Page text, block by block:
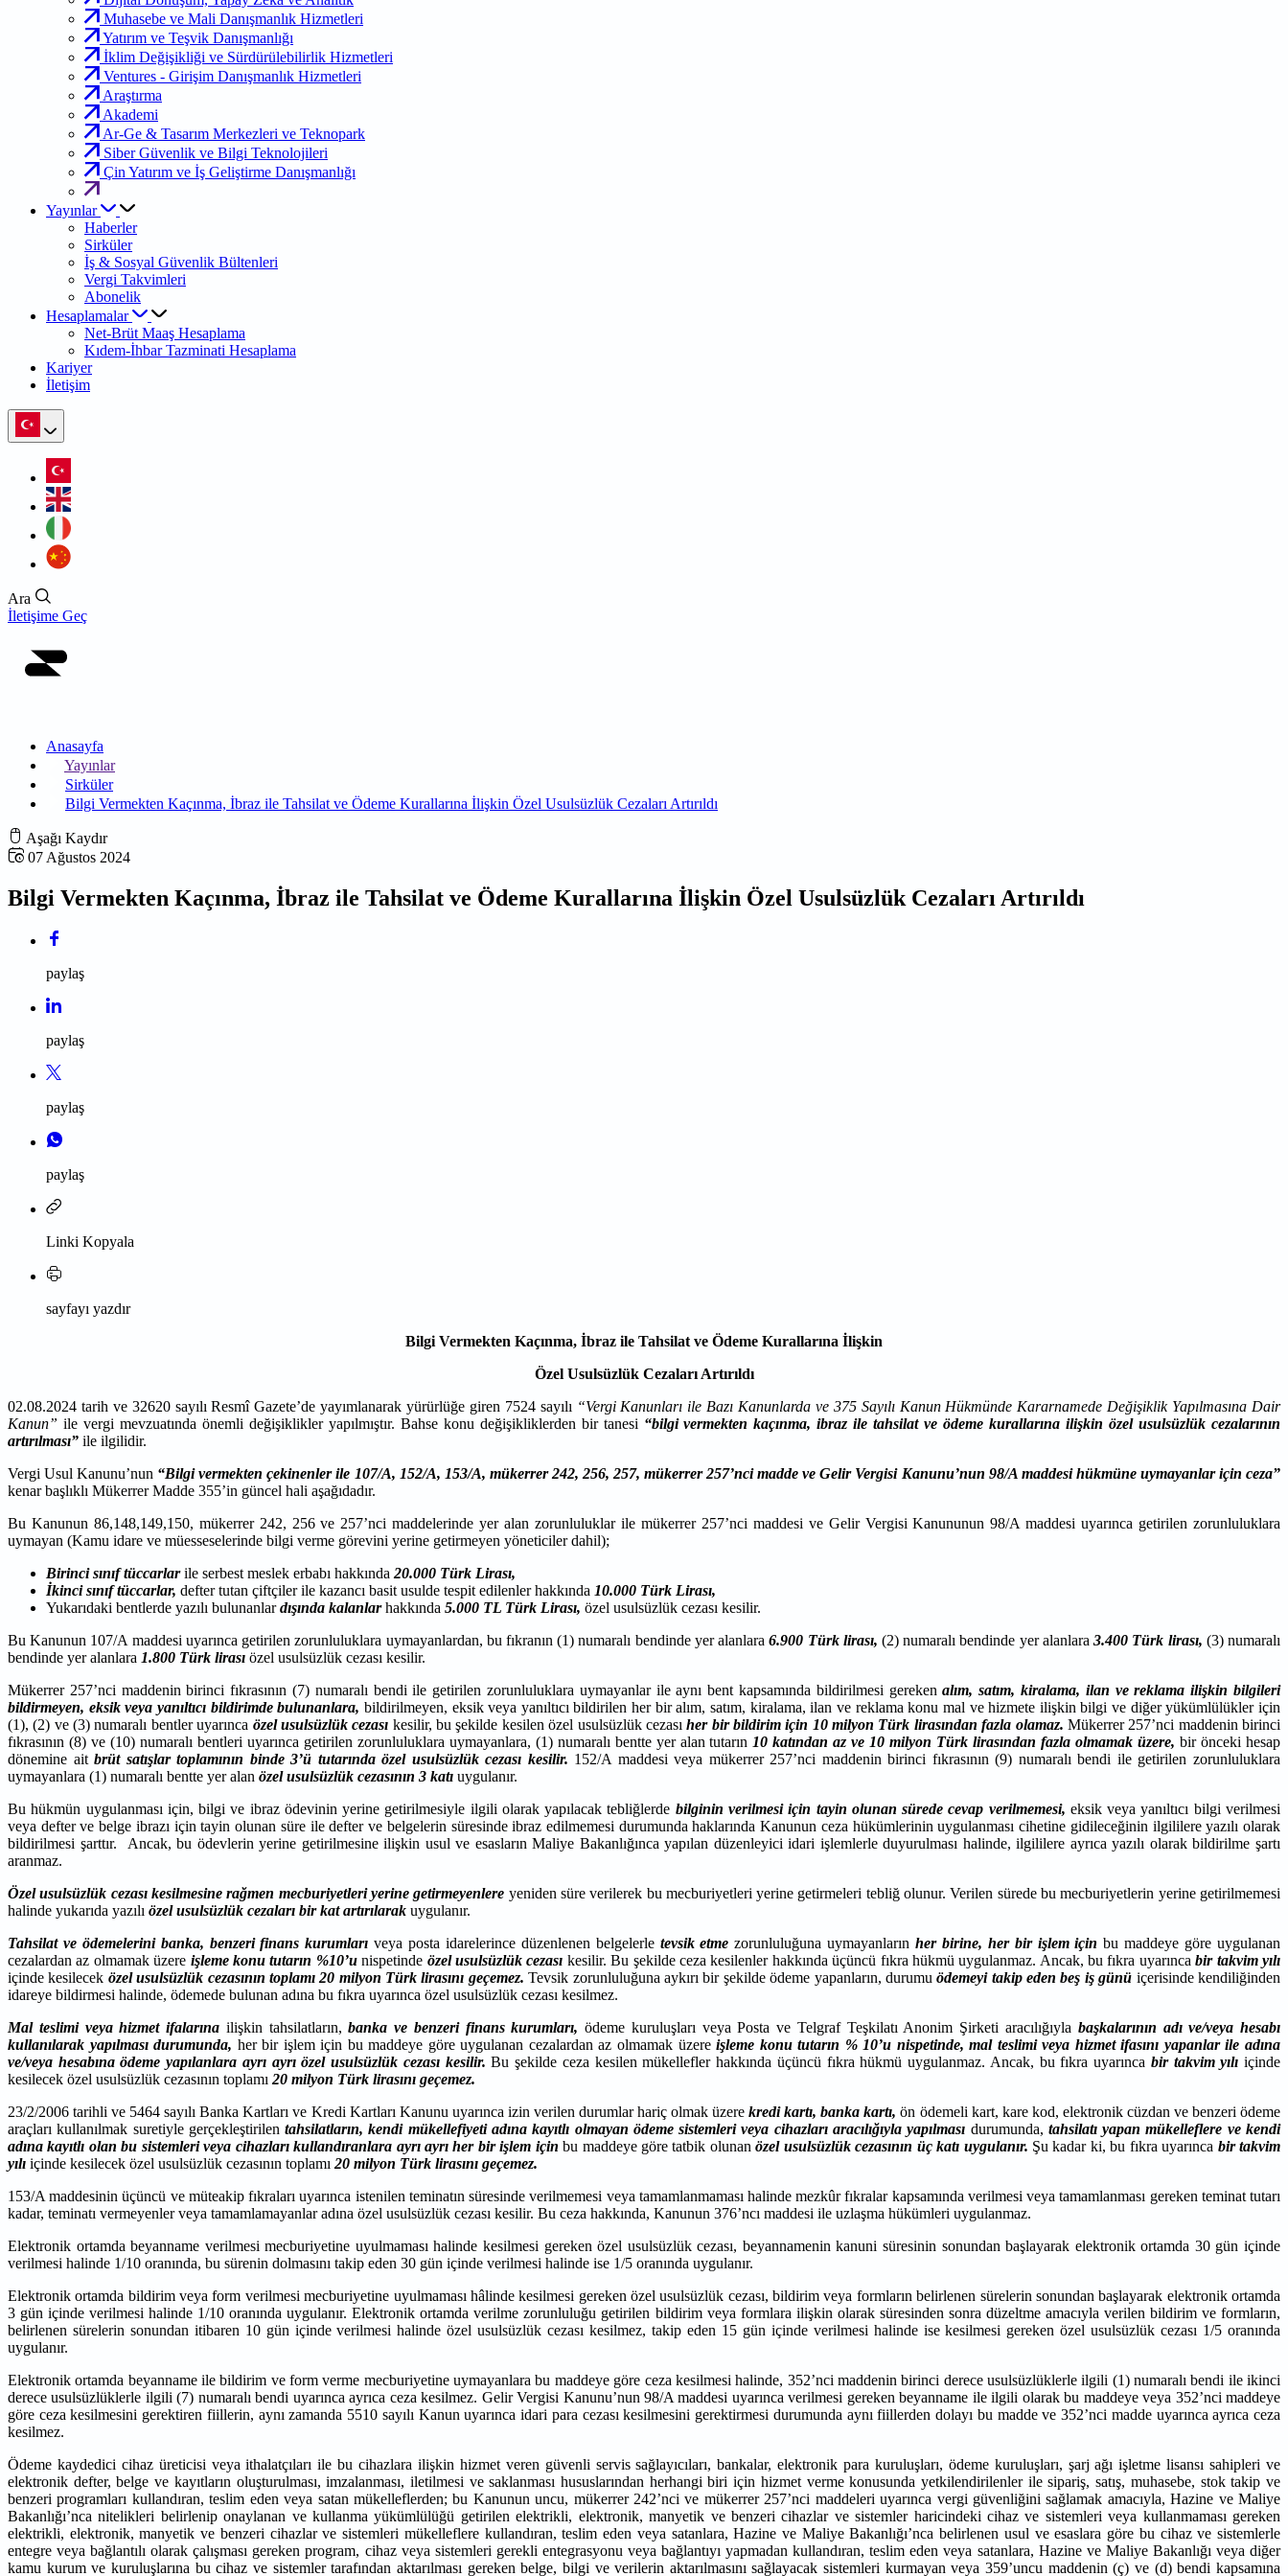
Muhasebe ve Mali Danışmanlık Hizmetleri
Yatırım ve Teşvik Danışmanlığı
İklim Değişikliği ve Sürdürülebilirlik Hizmetleri
Ventures - Girişim Danışmanlık Hizmetleri
Araştırma
Akademi
Ar-Ge & Tasarım Merkezleri ve Teknopark
Siber Güvenlik ve Bilgi Teknolojileri
Çin Yatırım ve İş Geliştirme Danışmanlığı
Yayınlar
Haberler
Sirküler
İş & Sosyal Güvenlik Bültenleri
Vergi Takvimleri
Abonelik
Hesaplamalar
Net-Brüt Maaş Hesaplama
Kıdem-İhbar Tazminati Hesaplama
Kariyer
İletişim
Ara
İletişime Geç
Anasayfa
Yayınlar
Sirküler
Bilgi Vermekten Kaçınma, İbraz ile Tahsilat ve Ödeme Kurallarına İlişkin Özel Usulsüzlük Cezaları Artırıldı
Aşağı Kaydır
07 Ağustos 2024
Bilgi Vermekten Kaçınma, İbraz ile Tahsilat ve Ödeme Kurallarına İlişkin Özel Usulsüzlük Cezaları Artırıldı
paylaş
paylaş
paylaş
paylaş
Linki Kopyala
sayfayı yazdır
Bilgi Vermekten Kaçınma, İbraz ile Tahsilat ve Ödeme Kurallarına İlişkin
Özel Usulsüzlük Cezaları Artırıldı
02.08.2024 tarih ve 32620 sayılı Resmî Gazete’de yayımlanarak yürürlüğe giren 7524 sayılı “Vergi Kanunları ile Bazı Kanunlarda ve 375 Sayılı Kanun Hükmünde Kararnamede Değişiklik Yapılmasına Dair
Kanun” ile vergi mevzuatında önemli değişiklikler yapılmıştır. Bahse konu değişikliklerden bir tanesi “bilgi vermekten kaçınma, ibraz ile tahsilat ve ödeme kurallarına ilişkin özel usulsüzlük cezalarının
artırılması” ile ilgilidir.
Vergi Usul Kanunu’nun “Bilgi vermekten çekinenler ile 107/A, 152/A, 153/A, mükerrer 242, 256, 257, mükerrer 257’nci madde ve Gelir Vergisi Kanunu’nun 98/A maddesi hükmüne uymayanlar için ceza”
kenar başlıklı Mükerrer Madde 355’in güncel hali aşağıdadır.
Bu Kanunun 86,148,149,150, mükerrer 242, 256 ve 257’nci maddelerinde yer alan zorunluluklar ile mükerrer 257’nci maddesi ve Gelir Vergisi Kanununun 98/A maddesi uyarınca getirilen zorunluluklara
uymayan (Kamu idare ve müesseselerinde bilgi verme görevini yerine getirmeyen yöneticiler dahil);
Birinci sınıf tüccarlarile serbest meslek erbabı hakkında 20.000 Türk Lirası,
İkinci sınıf tüccarlar, defter tutan çiftçiler ile kazancı basit usulde tespit edilenler hakkında 10.000 Türk Lirası,
Yukarıdaki bentlerde yazılı bulunanlardışında kalanlarhakkında 5.000 TL Türk Lirası, özel usulsüzlük cezası kesilir.
Bu Kanunun 107/A maddesi uyarınca getirilen zorunluluklara uymayanlardan, bu fıkranın (1) numaralı bendinde yer alanlara6.900 Türk lirası, (2) numaralı bendinde yer alanlara3.400 Türk lirası, (3) numaralı
bendinde yer alanlara 1.800 Türk lirası özel usulsüzlük cezası kesilir.
Mükerrer 257’nci maddenin birinci fıkrasının (7) numaralı bendi ile getirilen zorunluluklara uymayanlar ile aynı bent kapsamında bildirilmesi gerekenalım, satım, kiralama, ilan ve reklama ilişkin bilgileri
bildirmeyen, eksik veya yanıltıcı bildirimde bulunanlara, bildirilmeyen, eksik veya yanıltıcı bildirilen her bir alım, satım, kiralama, ilan ve reklama konu mal ve hizmete ilişkin bilgi ve diğer yükümlülükler için
(1), (2) ve (3) numaralı bentler uyarınca özel usulsüzlük cezası kesilir, bu şekilde kesilen özel usulsüzlük cezasıher bir bildirim için 10 milyon Türk lirasından fazla olamaz. Mükerrer 257’nci maddenin birinci
fıkrasının (8) ve (10) numaralı bentleri uyarınca getirilen zorunluluklara uymayanlara, (1) numaralı bentte yer alan tutarın 10 katından az ve 10 milyon Türk lirasından fazla olmamak üzere, bir önceki hesap
dönemine aitbrüt satışlar toplamının binde 3’ü tutarında özel usulsüzlük cezası kesilir. 152/A maddesi veya mükerrer 257’nci maddenin birinci fıkrasının (9) numaralı bendi ile getirilen zorunluluklara
uymayanlara (1) numaralı bentte yer alan özel usulsüzlük cezasının 3 katı uygulanır.
Bu hükmün uygulanması için, bilgi ve ibraz ödevinin yerine getirilmesiyle ilgili olarak yapılacak tebliğlerde bilginin verilmesi için tayin olunan sürede cevap verilmemesi, eksik veya yanıltıcı bilgi verilmesi
veya defter ve belge ibrazı için tayin olunan süre ile defter ve belgelerin süresinde ibraz edilmemesi durumunda haklarında Kanunun ceza hükümlerinin uygulanması cihetine gidileceğinin ilgililere yazılı olarak
bildirilmesi şarttır. Ancak, bu ödevlerin yerine getirilmesine ilişkin usul ve esasların Maliye Bakanlığınca yapılan düzenleyici idari işlemlerle duyurulması halinde, ilgililere ayrıca yazılı olarak bildirilme şartı
aranmaz.
Özel usulsüzlük cezası kesilmesine rağmen mecburiyetleri yerine getirmeyenlere yeniden süre verilerek bu mecburiyetleri yerine getirmeleri tebliğ olunur. Verilen sürede bu mecburiyetlerin yerine getirilmemesi
halinde yukarıda yazılı özel usulsüzlük cezaları bir kat artırılarak uygulanır.
Tahsilat ve ödemelerini banka, benzeri finans kurumları veya posta idarelerince düzenlenen belgelerle tevsik etme zorunluluğuna uymayanlarınher birine, her bir işlem için bu maddeye göre uygulanan
cezalardan az olmamak üzere işleme konu tutarın %10’unispetinde özel usulsüzlük cezası kesilir. Bu şekilde ceza kesilenler hakkında üçüncü fıkra hükmü uygulanmaz. Ancak, bu fıkra uyarıncabir takvim yılı
içinde kesilecek özel usulsüzlük cezasının toplamı 20 milyon Türk lirasını geçemez. Tevsik zorunluluğuna aykırı bir şekilde ödeme yapanların, durumuödemeyi takip eden beş iş günü içerisinde kendiliğinden
idareye bildirmesi halinde, ödemede bulunan adına bu fıkra uyarınca özel usulsüzlük cezası kesilmez.
Mal teslimi veya hizmet ifalarına ilişkin tahsilatların,banka ve benzeri finans kurumları, ödeme kuruluşları veya Posta ve Telgraf Teşkilatı Anonim Şirketi aracılığıyla başkalarının adı ve/veya hesabı
kullanılarak yapılması durumunda, her bir işlem için bu maddeye göre uygulanan cezalardan az olmamak üzereişleme konu tutarın % 10’u nispetinde, mal teslimi veya hizmet ifasını yapanlar ile adına
ve/veya hesabına ödeme yapılanlara ayrı ayrı özel usulsüzlük cezası kesilir. Bu şekilde ceza kesilen mükellefler hakkında üçüncü fıkra hükmü uygulanmaz. Ancak, bu fıkra uyarınca bir takvim yılıiçinde
kesilecek özel usulsüzlük cezasının toplamı 20 milyon Türk lirasını geçemez.
23/2/2006 tarihli ve 5464 sayılı Banka Kartları ve Kredi Kartları Kanunu uyarınca izin verilen durumlar hariç olmak üzerekredi kartı, banka kartı, ön ödemeli kart, kare kod, elektronik cüzdan ve benzeri ödeme
araçları kullanılmak suretiyle gerçekleştirilentahsilatların, kendi mükellefiyeti adına kayıtlı olmayan ödeme sistemleri veya cihazları aracılığıyla yapılması durumunda, tahsilatı yapan mükelleflere ve kendi
adına kayıtlı olan bu sistemleri veya cihazları kullandıranlara ayrı ayrı her bir işlem içinbu maddeye göre tatbik olunanözel usulsüzlük cezasının üç katı uygulanır. Şu kadar ki, bu fıkra uyarınca bir takvim
yılı içinde kesilecek özel usulsüzlük cezasının toplamı 20 milyon Türk lirasını geçemez.
153/A maddesinin üçüncü ve müteakip fıkraları uyarınca istenilen teminatın süresinde verilmemesi veya tamamlanmaması halinde mezkûr fıkralar kapsamında verilmesi veya tamamlanması gereken teminat tutarı
kadar, teminatı vermeyenler veya tamamlamayanlar adına özel usulsüzlük cezası kesilir. Bu ceza hakkında, Kanunun 376’ncı maddesi ile uzlaşma hükümleri uygulanmaz.
Elektronik ortamda beyanname verilmesi mecburiyetine uyulmaması halinde kesilmesi gereken özel usulsüzlük cezası, beyannamenin kanuni süresinin sonundan başlayarak elektronik ortamda 30 gün içinde
verilmesi halinde 1/10 oranında, bu sürenin dolmasını takip eden 30 gün içinde verilmesi halinde ise 1/5 oranında uygulanır.
Elektronik ortamda bildirim veya form verilmesi mecburiyetine uyulmaması hâlinde kesilmesi gereken özel usulsüzlük cezası, bildirim veya formların belirlenen sürelerin sonundan başlayarak elektronik ortamda
3 gün içinde verilmesi halinde 1/10 oranında uygulanır. Elektronik ortamda verilme zorunluluğu getirilen bildirim veya formlara ilişkin olarak süresinden sonra düzeltme amacıyla verilen bildirim ve formların,
belirlenen sürelerin sonundan itibaren 10 gün içinde verilmesi halinde özel usulsüzlük cezası kesilmez, takip eden 15 gün içinde verilmesi halinde ise kesilmesi gereken özel usulsüzlük cezası 1/5 oranında
uygulanır.
Elektronik ortamda beyanname ile bildirim ve form verme mecburiyetine uymayanlara bu maddeye göre ceza kesilmesi halinde, 352’nci maddenin birinci derece usulsüzlüklerle ilgili (1) numaralı bendi ile ikinci
derece usulsüzlüklerle ilgili (7) numaralı bendi uyarınca ayrıca ceza kesilmez. Gelir Vergisi Kanunu’nun 98/A maddesi uyarınca verilmesi gereken beyanname ile ilgili olarak bu maddeye veya 352’nci maddeye
göre ceza kesilmesini gerektiren fiillerin, aynı zamanda 5510 sayılı Kanun uyarınca idari para cezası kesilmesini gerektirmesi durumunda aynı fiillerden dolayı bu madde ve 352’nci madde uyarınca ayrıca ceza
kesilmez.
Ödeme kaydedici cihaz üreticisi veya ithalatçıları ile bu cihazlara ilişkin hizmet veren güvenli servis sağlayıcıları, bankalar, elektronik para kuruluşları, ödeme kuruluşları, şarj ağı işletme lisansı sahipleri ve
elektronik defter, belge ve kayıtların oluşturulması, imzalanması, iletilmesi ve saklanması hususlarından herhangi biri için hizmet verme konusunda yetkilendirilenler ile sipariş, satış, muhasebe, stok takip ve
benzeri programları kullandıran, teslim eden veya satan mükelleflerden; bu Kanunun uncu, mükerrer 242’nci ve mükerrer 257’nci maddeleri uyarınca vergi güvenliğini sağlamak amacıyla, Hazine ve Maliye
Bakanlığı’nca nitelikleri belirlenip onaylanan ve kullanma yükümlülüğü getirilen elektrikli, elektronik, manyetik ve benzeri cihazlar ve sistemler haricindeki cihaz ve sistemleri veya kullanmaması gereken
elektrikli, elektronik, manyetik ve benzeri cihazlar ve sistemleri mükelleflere kullandıran, teslim eden veya satanlara, Hazine ve Maliye Bakanlığı’nca belirlenen usul ve esaslara göre bu cihaz ve sistemlerle
entegre veya bağlantılı olarak çalışması gereken program, cihaz veya sistemleri gerekli entegrasyonu veya bağlantıyı yapmadan kullandıran, teslim eden veya satanlara, Hazine ve Maliye Bakanlığı veya diğer
kamu kurum ve kuruluşlarına bu cihaz ve sistemler tarafından aktarılması gereken belge, bilgi ve verilerin aktarılmasını sağlayacak sistemleri kurmayan veya 359’uncu maddenin (ç) ve (d) bendi kapsamına